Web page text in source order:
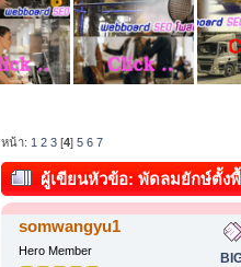
หน้า: 1 2 3 [4] 5 6 7
ผู้เขียนหัวข้อ: พัดลมยักษ์ตั้งพื้
(อ่าน 2610 ครั้ง)
somwangyu1
Hero Member